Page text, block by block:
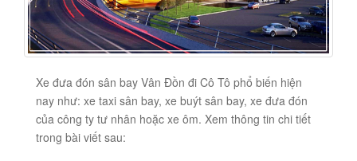
Xe đưa đón sân bay Vân Đồn đi Cô Tô phổ biến hiện
nay như: xe taxi sân bay, xe buýt sân bay, xe đưa đón
của công ty tư nhân hoặc xe ôm. Xem thông tin chi tiết
trong bài viết sau: